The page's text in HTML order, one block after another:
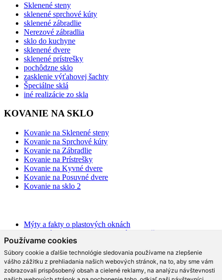
Používame cookies
Súbory cookie a ďalšie technológie sledovania používame na zlepšenie
vášho zážitku z prehliadania našich webových stránok, na to, aby sme vám
zobrazovali prispôsobený obsah a cielené reklamy, na analýzu návštevnosti
Sklenené steny
sklenené sprchové kúty
sklenené zábradlie
Nerezové zábradlia
sklo do kuchyne
sklenené dvere
sklenené prístrešky
pochôdzne sklo
zasklenie výťahovej šachty
Špeciálne sklá
iné realizácie zo skla
KOVANIE NA SKLO
Kovanie na Sklenené steny
Kovanie na Sprchové kúty
Kovanie na Zábradlie
Kovanie na Prístrešky
Kovanie na Kyvné dvere
Kovanie na Posuvné dvere
Kovanie na sklo 2
Mýty a fakty o plastových oknách
Moderné schodisko: Spoznajte rôzne možnosti prevedenia v
interiéri
Ako najlepšie opticky zväčšiť priestor?
Na čo slúži hliníková pergola a aké má výhody?
Ako efektne a prakticky predeliť akýkoľvek priestor?
Aké trendy prináša moderná kuchyňa?